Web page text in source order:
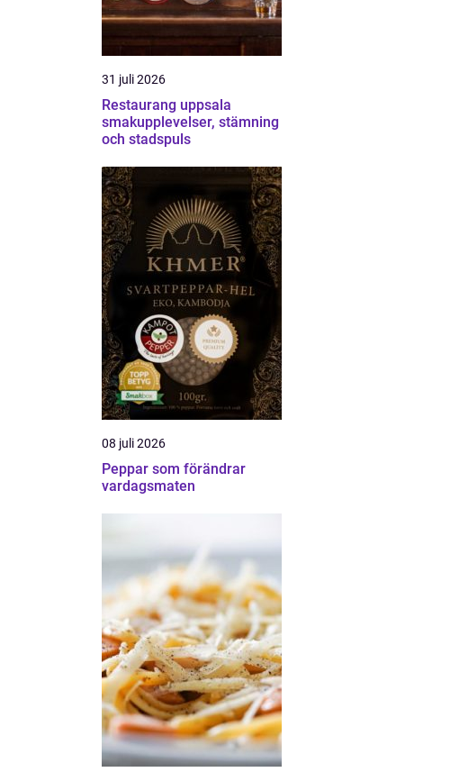
31 juli 2026
Restaurang uppsala
smakupplevelser, stämning
och stadspuls
08 juli 2026
Peppar som förändrar
vardagsmaten